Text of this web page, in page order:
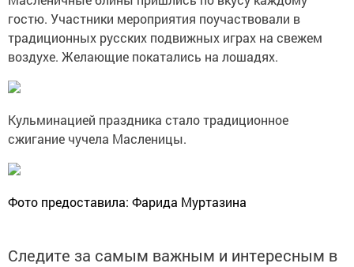
гостю. Участники мероприятия поучаствовали в
традиционных русских подвижных играх на свежем
воздухе. Желающие покатались на лошадях.
Кульминацией праздника стало традиционное
сжигание чучела Масленицы.
Фото предоставила: Фарида Муртазина
Следите за самым важным и интересным в